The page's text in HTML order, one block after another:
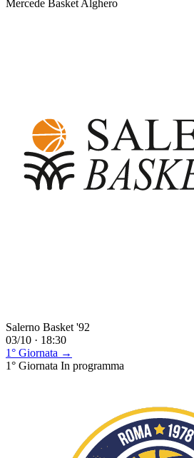
Mercede Basket Alghero
Salerno Basket '92
03/10 · 18:30
1° Giornata →
1° Giornata In programma